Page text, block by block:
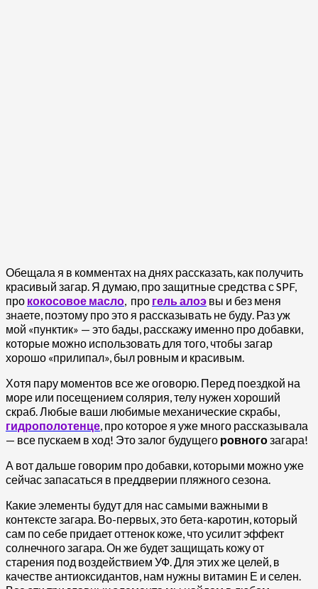
Обещала я в комментах на днях рассказать, как получить
красивый загар. Я думаю, про защитные средства с SPF,
про кокосовое масло, про гель алоэ вы и без меня
знаете, поэтому про это я рассказывать не буду. Раз уж
мой «пунктик» — это бады, расскажу именно про добавки,
которые можно использовать для того, чтобы загар
хорошо «прилипал», был ровным и красивым.
Хотя пару моментов все же оговорю. Перед поездкой на
море или посещением солярия, телу нужен хороший
скраб. Любые ваши любимые механические скрабы,
гидрополотенце, про которое я уже много рассказывала
— все пускаем в ход! Это залог будущего ровногозагара!
А вот дальше говорим про добавки, которыми можно уже
сейчас запасаться в преддверии пляжного сезона.
Какие элементы будут для нас самыми важными в
контексте загара. Во-первых, это бета-каротин, который
сам по себе придает оттенок коже, что усилит эффект
солнечного загара. Он же будет защищать кожу от
старения под воздействием УФ. Для этих же целей, в
качестве антиоксидантов, нам нужны витамин Е и селен.